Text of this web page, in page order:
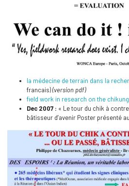
la médecine de terrain dans la
francais)(version pdf)
field work in research on the
Dec 2007 : « Le tour du chik à
bâtisseur d’avenir Poster présenté